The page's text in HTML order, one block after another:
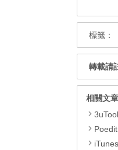
標籤：
轉載請
相關文章
3uTools